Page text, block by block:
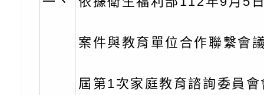
講】親職講座
約幸福生活-婚前教
坊」、「幸福婚姻系
字稿及LCD託播影（
轉知財團法人天主教
立蘆葦啟智中心辦理
有關桃園市桃園區西
案件與教育單位合作聯繫會
屆第1次家庭教育諮詢委員